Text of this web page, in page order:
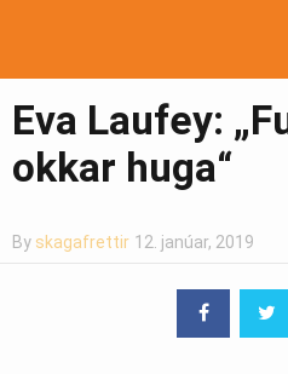
Mannlíf
Heilsueflandi samfélag
Eva Laufey:
okkar huga“
By skagafrettir 12. janúar, 2019